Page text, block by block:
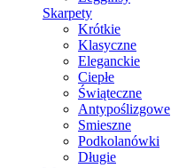
Skarpety
Krótkie
Klasyczne
Eleganckie
Ciepłe
Świąteczne
Antypoślizgowe
Smieszne
Podkolanówki
Długie